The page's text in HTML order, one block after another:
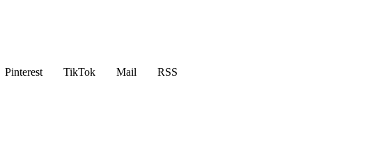
Pinterest TikTok Mail
RSS